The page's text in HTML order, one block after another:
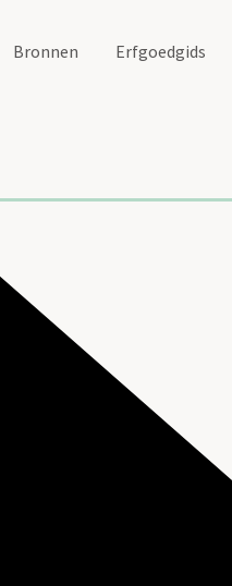
Bronnen Erfgoedgids